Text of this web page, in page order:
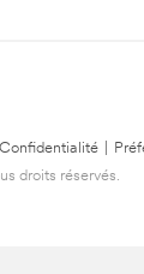
Confidentialité
droits réservés.